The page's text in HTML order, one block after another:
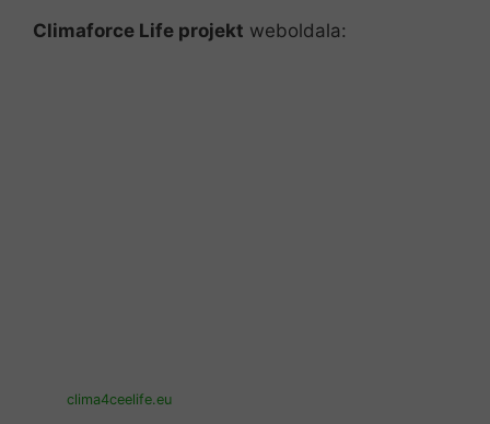
Climaforce Life projekt weboldala:
clima4ceelife.eu